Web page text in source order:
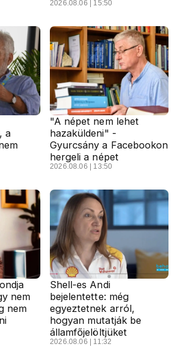
2026.08.06 | 15:50
a
"A népet nem lehet
hazaküldeni" -
Gyurcsány a Facebookon
hergeli a népet
2026.08.06 | 13:50
nem
nem
Shell-es Andi
bejelentette: még
egyeztetnek arról,
hogyan mutatják be
államfőjelöltjüket
2026.08.06 | 11:32